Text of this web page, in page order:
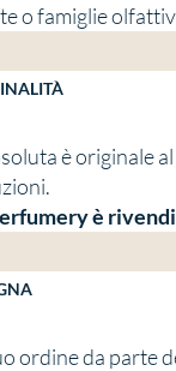
o famiglie
è originale
è
ordine da parte